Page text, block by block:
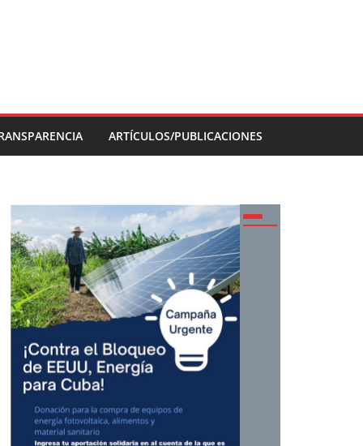
ARTÍCULOS/PUBLICACIONES